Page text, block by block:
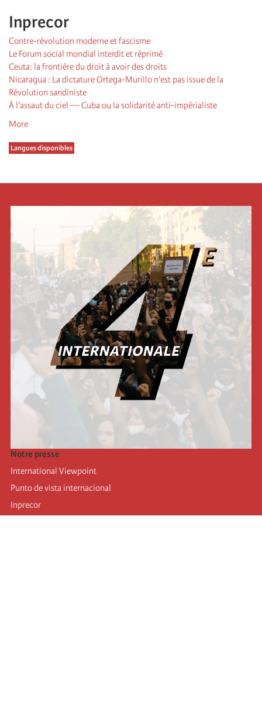
Inprecor
Contre-révolution moderne et fascisme
Le Forum social mondial interdit et réprimé
Ceuta: la frontière du droit à avoir des droits
Nicaragua : La dictature Ortega-Murillo n’est pas issue de la
Révolution sandiniste
À l’assaut du ciel — Cuba ou la solidarité anti-impérialiste
More
Langues disponibles
Notre presse
International Viewpoint
Punto de vista internacional
Inprecor